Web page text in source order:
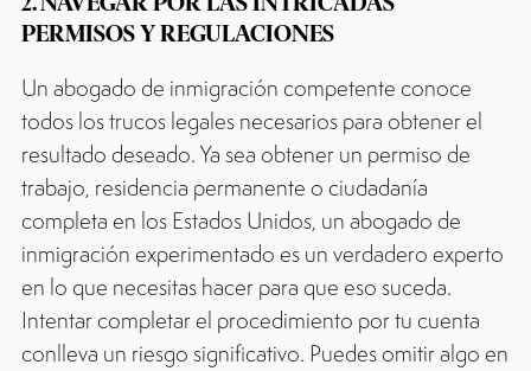
PERMISOS Y REGULACIONES
Un abogado de inmigración competente conoce
todos los trucos legales necesarios para obtener el
resultado deseado. Ya sea obtener un permiso de
trabajo, residencia permanente o ciudadanía
completa en los Estados Unidos, un abogado de
inmigración experimentado es un verdadero experto
en lo que necesitas hacer para que eso suceda.
Intentar completar el procedimiento por tu cuenta
conlleva un riesgo significativo. Puedes omitir algo en